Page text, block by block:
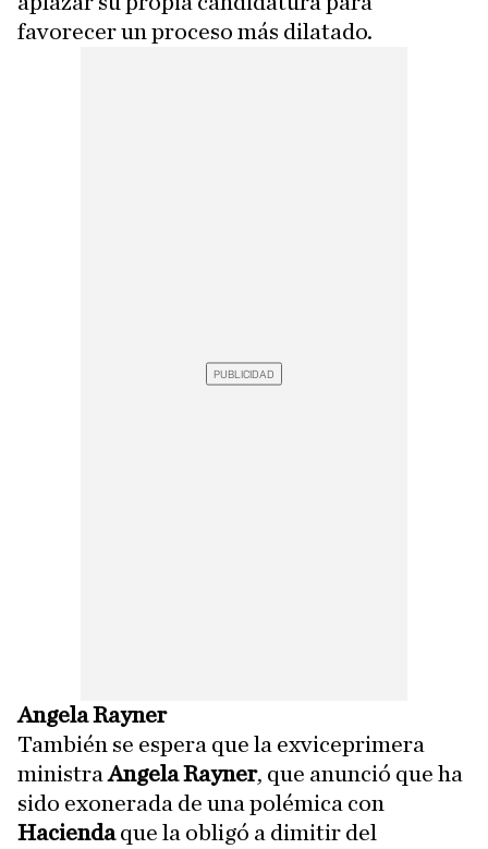
favorecer un proceso más dilatado.
Angela Rayner
También se espera que la exviceprimera
ministraAngela Rayner, que anunció que ha
sido exonerada de una polémica con
Haciendaque la obligó a dimitir del